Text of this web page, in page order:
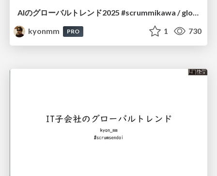
AIのグローバルトレンド2025 #scrummikawa / global ai trend
kyonmm
PRO 1 730